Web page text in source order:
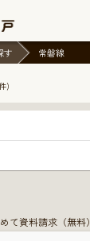
す 常磐線
)
て資料請求（無料）